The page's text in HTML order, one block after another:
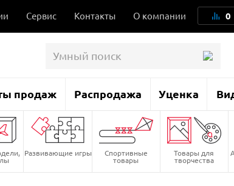
Сервис Контакты О компании 0
продаж Распродажа Уценка
Развивающие игры Спортивные
товары
Товары для
творчества